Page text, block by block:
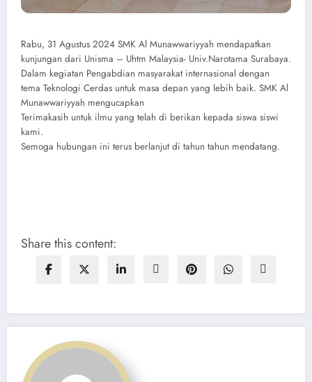
Rabu, 31 Agustus 2024 SMK Al Munawwariyyah mendapatkan
kunjungan dari Unisma – Uhtm Malaysia- Univ.Narotama Surabaya.
Dalam kegiatan Pengabdian masyarakat internasional dengan
tema Teknologi Cerdas untuk masa depan yang lebih baik. SMK Al
Munawwariyyah mengucapkan
Terimakasih untuk ilmu yang telah di berikan kepada siswa siswi
kami.
Semoga hubungan ini terus berlanjut di tahun tahun mendatang.
Share this content: